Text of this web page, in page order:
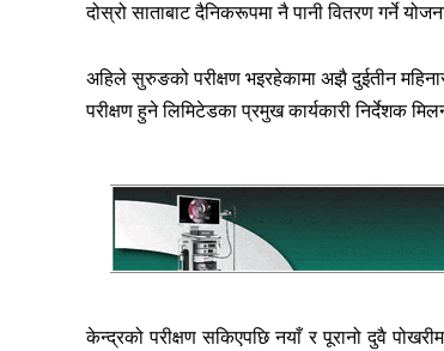
दोस्रो साताबाट दैनिकरूपमा नै पानी वितरण गर्ने
अहिले सुरुङको परीक्षण भइरहेकामा अझै दुईतीन
परीक्षण हुने लिमिटेडका प्रमुख कार्यकारी निर्देशक
केन्द्रको परीक्षण सकिएपछि नयाँ र पूरानो दुवै